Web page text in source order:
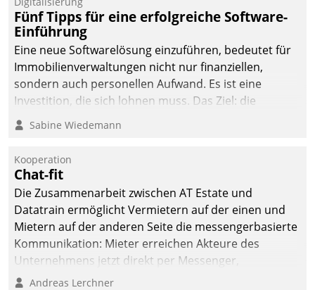
Fünf Tipps für eine erfolgreiche Software-
Einführung
Eine neue Softwarelösung einzuführen, bedeutet für
Immobilienverwaltungen nicht nur finanziellen,
sondern auch personellen Aufwand. Es ist eine
Investition, die sich lohnen muss. Das Ziel: die
nachhaltige Optimierung der Geschäftsabläufe. Damit
dieses Ziel erreicht wird, sollten einige Grundregeln
Sabine Wiedemann
Kooperation
Chat-fit
Die Zusammenarbeit zwischen AT Estate und
Datatrain ermöglicht Vermietern auf der einen und
Mietern auf der anderen Seite die messengerbasierte
Kommunikation: Mieter erreichen Akteure des
Unternehmens jetzt direkt per Messenger,
Mitarbeiter oder Dienstleister empfangen oder
Andreas Lerchner